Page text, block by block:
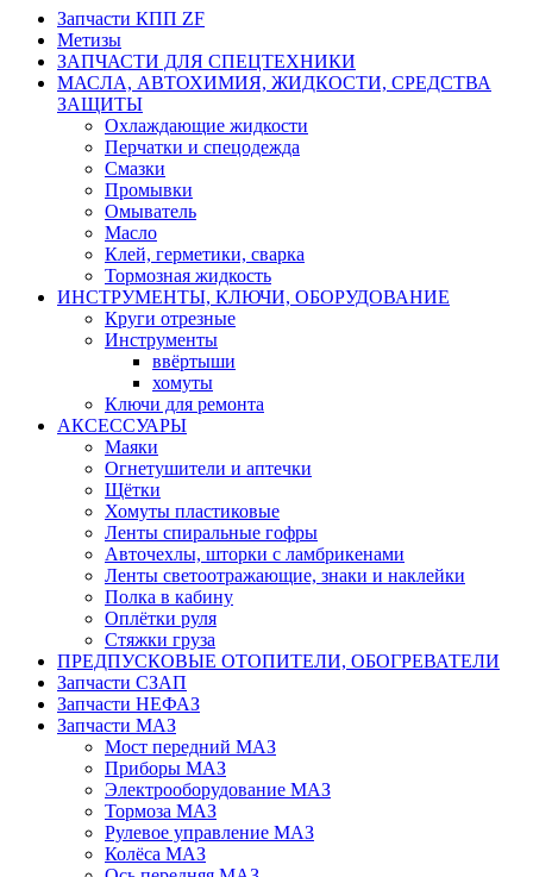
Запчасти КПП ZF
Метизы
ЗАПЧАСТИ ДЛЯ СПЕЦТЕХНИКИ
МАСЛА, АВТОХИМИЯ, ЖИДКОСТИ, СРЕДСТВА
ЗАЩИТЫ
Охлаждающие жидкости
Перчатки и спецодежда
Смазки
Промывки
Омыватель
Масло
Клей, герметики, сварка
Тормозная жидкость
ИНСТРУМЕНТЫ, КЛЮЧИ, ОБОРУДОВАНИЕ
Круги отрезные
Инструменты
ввёртыши
хомуты
Ключи для ремонта
АКСЕССУАРЫ
Маяки
Огнетушители и аптечки
Щётки
Хомуты пластиковые
Ленты спиральные гофры
Авточехлы, шторки с ламбрикенами
Ленты светоотражающие, знаки и наклейки
Полка в кабину
Оплётки руля
Cтяжки груза
ПРЕДПУСКОВЫЕ ОТОПИТЕЛИ, ОБОГРЕВАТЕЛИ
Запчасти СЗАП
Запчасти НЕФАЗ
Запчасти МАЗ
Мост передний МАЗ
Приборы МАЗ
Электрооборудование МАЗ
Тормоза МАЗ
Рулевое управление МАЗ
Колёса МАЗ